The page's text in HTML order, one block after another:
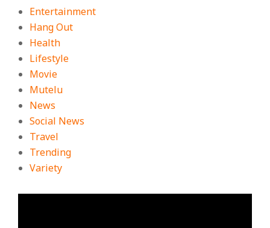
Entertainment
Hang Out
Health
Lifestyle
Movie
Mutelu
News
Social News
Travel
Trending
Variety